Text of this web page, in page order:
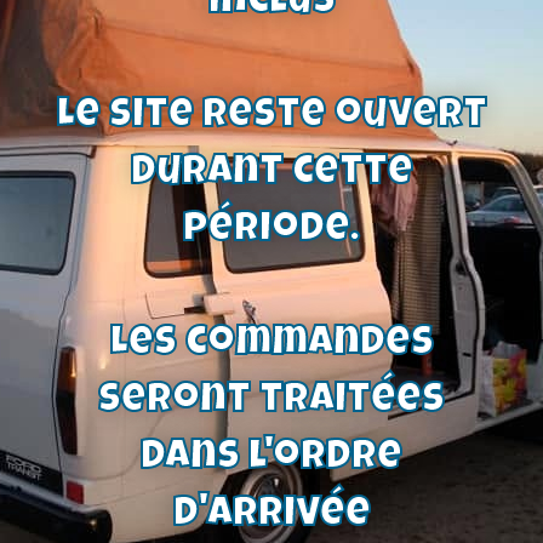
Le site reste ouvert
durant cette
période.
Les commandes
seront traitées
dans l'ordre
d'arrivée